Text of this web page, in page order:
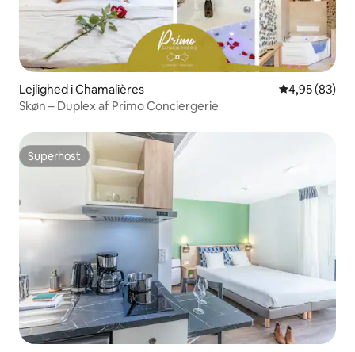
Lejlighed i Chamalières 4,95 ud af 5 i
4,95 (83)
Skøn – Duplex af Primo Conciergerie
Superhost
Superhost